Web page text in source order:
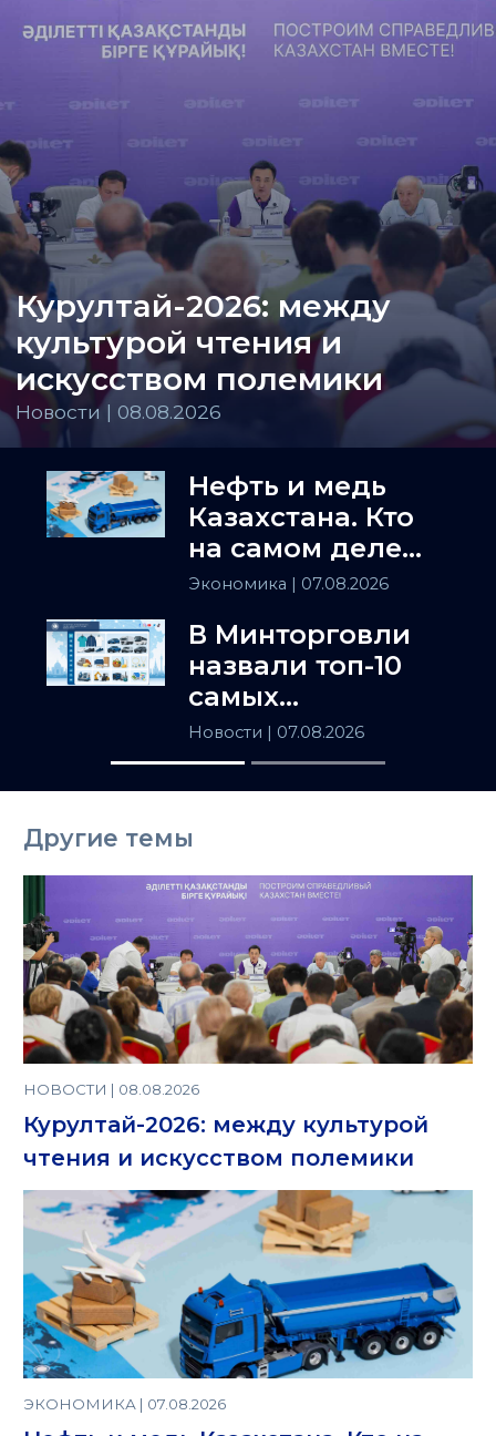
Курултай-2026: между
культурой чтения и
искусством полемики
Новости | 08.08.2026
Нефть и медь
Казахстана. Кто
на самом деле
держит
Азию
Экономика | 07.08.2026
В Минторговли
назвали топ-10
самых
популярных
товаров в
Казахстане
Новости | 07.08.2026
Другие темы
НОВОСТИ | 08.08.2026
Курултай-2026: между культурой
чтения и искусством полемики
ЭКОНОМИКА | 07.08.2026